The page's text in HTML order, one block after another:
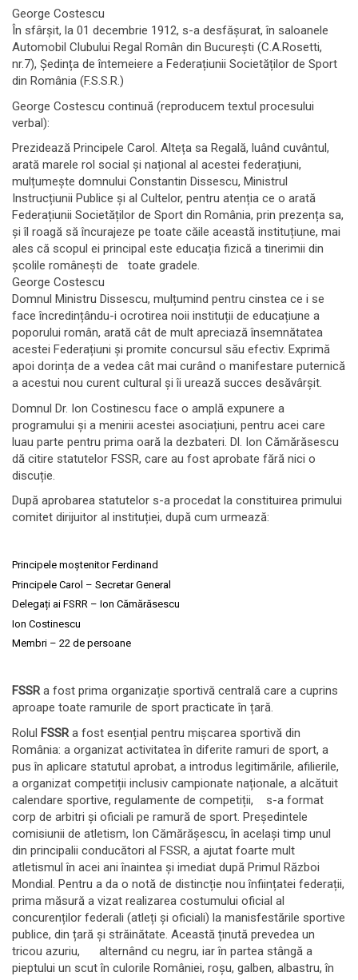
George Costescu
În sfârșit, la 01 decembrie 1912, s-a desfășurat, în saloanele
Automobil Clubului Regal Român din București (C.A.Rosetti,
nr.7), Ședința de întemeiere a Federațiunii Societăților de Sport
din România (F.S.S.R.)
George Costescu continuă (reproducem textul procesului
verbal):
Prezidează Principele Carol. Alteța sa Regală, luând cuvântul,
arată marele rol social și național al acestei federațiuni,
mulțumește domnului Constantin Dissescu, Ministrul
Instrucțiunii Publice și al Cultelor, pentru atenția ce o arată
Federațiunii Societăților de Sport din România, prin prezența sa,
și îl roagă să încurajeze pe toate căile această instituțiune, mai
ales că scopul ei principal este educația fizică a tinerimii din
școlile românești de toate gradele.
George Costescu
Domnul Ministru Dissescu, mulțumind pentru cinstea ce i se
face încredințându-i ocrotirea noii instituții de educațiune a
poporului român, arată cât de mult apreciază însemnătatea
acestei Federațiuni și promite concursul său efectiv. Exprimă
apoi dorința de a vedea cât mai curând o manifestare puternică
a acestui nou curent cultural și îi urează succes desăvârșit.
Domnul Dr. Ion Costinescu face o amplă expunere a
programului și a menirii acestei asociațiuni, pentru acei care
luau parte pentru prima oară la dezbateri. Dl. Ion Cămărăsescu
dă citire statutelor FSSR, care au fost aprobate fără nici o
discuție.
După aprobarea statutelor s-a procedat la constituirea primului
comitet dirijuitor al instituției, după cum urmează:
Principele moștenitor Ferdinand
Principele Carol – Secretar General
Delegați ai FSRR – Ion Cămărăsescu
Ion Costinescu
Membri – 22 de persoane
FSSRa fost prima organizație sportivă centrală care a cuprins
aproape toate ramurile de sport practicate în țară.
Rolul FSSR a fost esențial pentru mișcarea sportivă din
România: a organizat activitatea în diferite ramuri de sport, a
pus în aplicare statutul aprobat, a introdus legitimările, afilierile,
a organizat competiții inclusiv campionate naționale, a alcătuit
calendare sportive, regulamente de competiții, s-a format
corp de arbitri și oficiali pe ramură de sport. Președintele
comisiunii de atletism, Ion Cămărășescu, în același timp unul
din principalii conducători al FSSR, a ajutat foarte mult
atletismul în acei ani înaintea și imediat după Primul Război
Mondial. Pentru a da o notă de distincție nou înființatei federații,
prima măsură a vizat realizarea costumului oficial al
concurenților federali (atleți și oficiali) la manisfestările sportive
publice, din țară și străinătate. Această ținută prevedea un
tricou azuriu, alternând cu negru, iar în partea stângă a
pieptului un scut în culorile României, roșu, galben, albastru, în